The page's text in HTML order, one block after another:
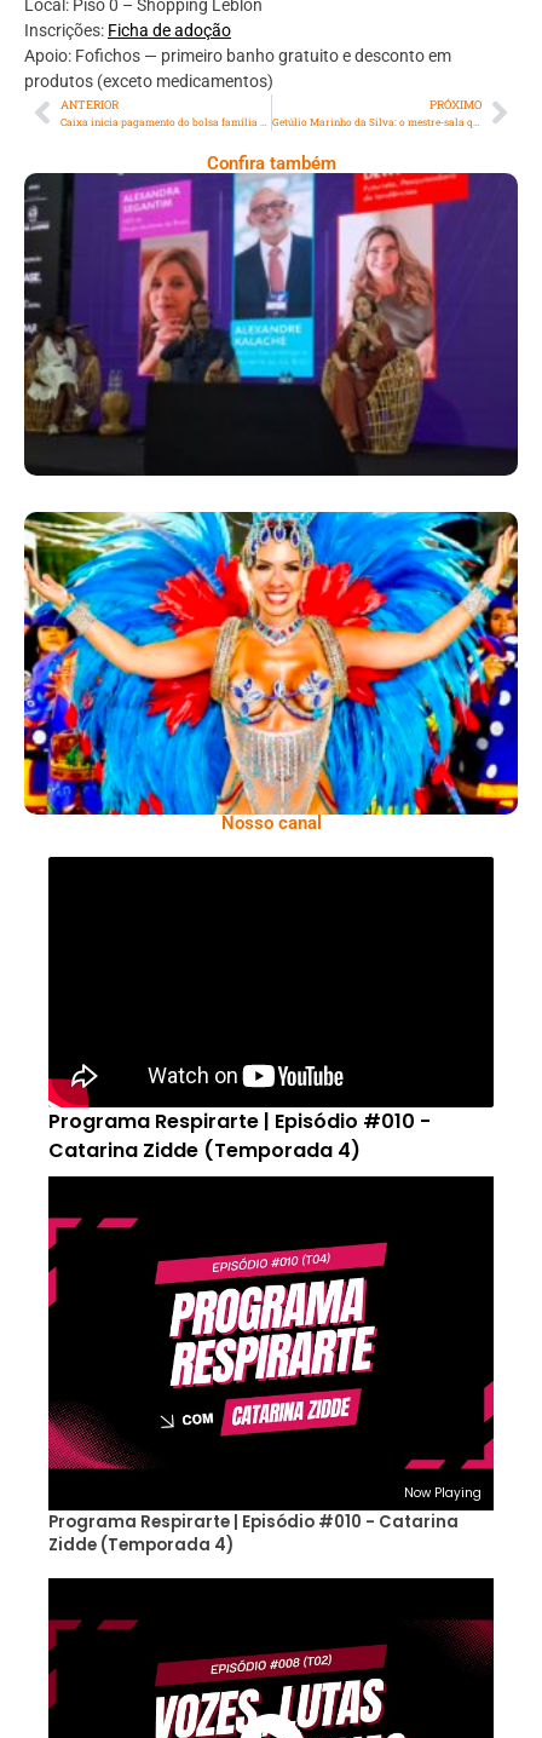
Local: Piso 0 – Shopping Leblon
Inscrições: Ficha de adoção
Apoio: Fofichos — primeiro banho gratuito e desconto em
produtos (exceto medicamentos)
ANTERIOR PRÓXIMO
Confira também
Longevidade, Inclusão E Futuro Marcam
Rio Innovation Week
Dani Sant’Anna É Confirmada Como Rainha
De Bateria Da Independentes De Olaria
Para O Carnaval 2027
Nosso canal
Programa Respirarte | Episódio #010 -
Catarina Zidde (Temporada 4)
Now Playing
Programa Respirarte | Episódio #010 - Catarina
Zidde (Temporada 4)